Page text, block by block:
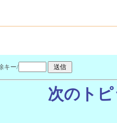
キー/
次のト